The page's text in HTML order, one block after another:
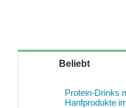
Beliebt
Protein-Drinks
Hanfprodukte